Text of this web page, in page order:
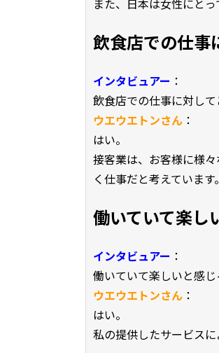
また、日本は女性にと
飲食店での仕事
インタビュアー ：
飲食店での仕事に対し
ウエウエトンさん ：
はい。
接客業は、お客様に様
く仕事だと考えています。
働いていて楽し
インタビュアー ：
働いていて楽しいと感
ウエウエトンさん ：
はい。
私の提供したサービスに